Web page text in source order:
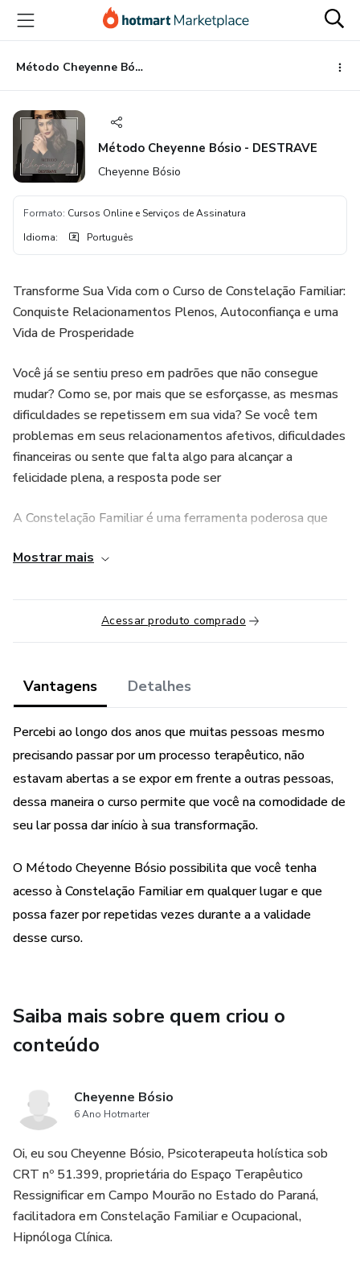
para
conteúdo
principal
para
pagamento
para
rodapé
Método Cheyenne Bósio - DESTRAVE
Método Cheyenne Bósio - DESTRAVE
Cheyenne Bósio
Formato: Cursos Online e Serviços de Assinatura
Idioma: Português
Transforme Sua Vida com o Curso de Constelação Familiar:
Conquiste Relacionamentos Plenos, Autoconfiança e uma
Vida de Prosperidade
Você já se sentiu preso em padrões que não consegue
mudar? Como se, por mais que se esforçasse, as mesmas
dificuldades se repetissem em sua vida? Se você tem
problemas em seus relacionamentos afetivos, dificuldades
financeiras ou sente que falta algo para alcançar a
felicidade plena, a resposta pode ser
A Constelação Familiar é uma ferramenta poderosa que
você libere bloqueios emocionais, entenda dinâmicas
Sua mudança COMEÇA AGORA.
Mostrar mais
Acessar produto comprado
Vantagens Detalhes
Percebi ao longo dos anos que muitas pessoas mesmo
precisando passar por um processo terapêutico, não
estavam abertas a se expor em frente a outras pessoas,
dessa maneira o curso permite que você na comodidade de
seu lar possa dar início à sua transformação.
O Método Cheyenne Bósio possibilita que você tenha
acesso à Constelação Familiar em qualquer lugar e que
possa fazer por repetidas vezes durante a a validade
desse curso.
Saiba mais sobre quem criou o
conteúdo
Cheyenne Bósio
6 Ano Hotmarter
Oi, eu sou Cheyenne Bósio, Psicoterapeuta holística sob
CRT nº 51.399, proprietária do Espaço Terapêutico
Ressignificar em Campo Mourão no Estado do Paraná,
facilitadora em Constelação Familiar e Ocupacional,
Hipnóloga Clínica.